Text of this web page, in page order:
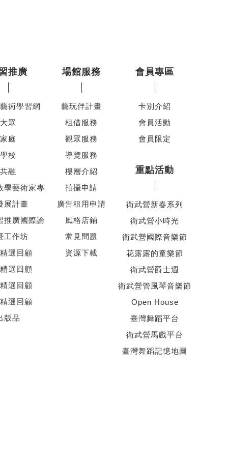
推廣
術學習網
大眾
家庭
學校
共融
學藝術家專
展計畫
推廣國際論
工作坊
選回顧
選回顧
選回顧
選回顧
版品
場館服務
藝玩伴計畫
租借服務
觀眾服務
導覽服務
樓層介紹
拍攝申請
廣告租用申請
風格店鋪
常見問題
資源下載
會員專區
卡別介紹
會員活動
會員限定
重點活動
衛武營新春系列
衛武營小時光
衛武營國際音樂節
花露露的童樂節
衛武營爵士週
衛武營管風琴音樂節
Open House
臺灣舞蹈平台
衛武營馬戲平台
臺灣舞蹈記憶地圖